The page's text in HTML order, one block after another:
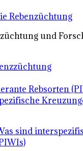
Rebenzüchtung
und
Rebsorten
sind